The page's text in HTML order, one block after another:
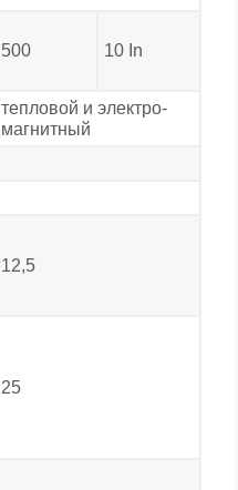
500 10 In
тепловой и электро-
магнитный
12,5
25